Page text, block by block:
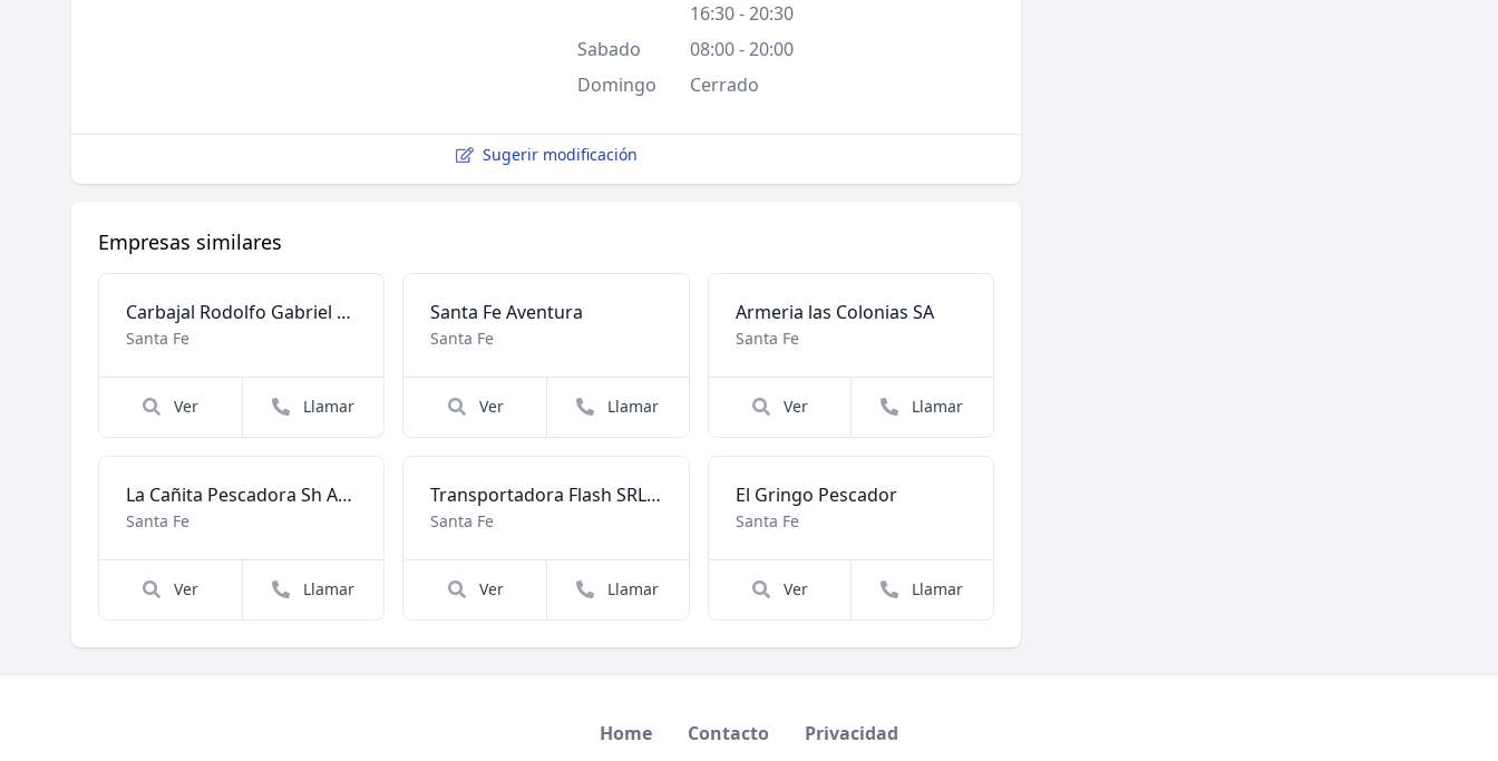
16:30 - 20:30
Sabado
08:00 - 20:00
Domingo
Cerrado
Sugerir modificación
Empresas similares
Carbajal Rodolfo Gabriel y Ferreiro Hector Luis Sh
Santa Fe
Ver Llamar
Santa Fe Aventura
Santa Fe
Ver Llamar
Armeria las Colonias SA
Santa Fe
Ver Llamar
La Cañita Pescadora Sh Articulos de Pesca y Camping
Santa Fe
Ver Llamar
Transportadora Flash SRL Viajes y Turismo
Santa Fe
Ver Llamar
El Gringo Pescador
Santa Fe
Ver Llamar
Home Contacto Privacidad